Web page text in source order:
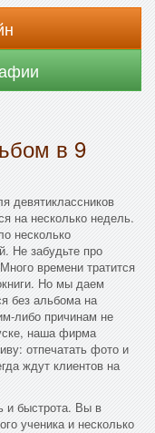
в 9
девятиклассников
на несколько недель.
несколько
Не забудьте про
времени тратится
Но мы даем
без альбома на
либо причинам не
наша фирма
отпечатать фото и
ждут клиентов на
и быстрота. Вы в
ученика и несколько